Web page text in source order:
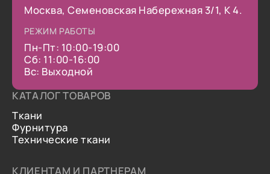
Москва, Семеновская Набережная 3/1, К 4.
РЕЖИМ РАБОТЫ
Пн-Пт: 10:00-19:00
Сб: 11:00-16:00
Вс: Выходной
КАТАЛОГ ТОВАРОВ
Ткани
Фурнитура
Технические ткани
КЛИЕНТАМ И ПАРТНЕРАМ